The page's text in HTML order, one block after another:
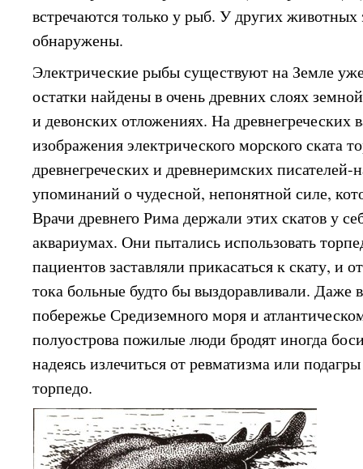
встречаются только у рыб. У других
обнаружены.
Электрические рыбы существуют на Земле
остатки найдены в очень древних слоях
и девонских отложениях. На древнегреческих
изображения электрического морского ската
древнегреческих и древнеримских писателей-
упоминаний о чудесной, непонятной силе,
Врачи древнего Рима держали этих скатов у
аквариумах. Они пытались использовать
пациентов заставляли прикасаться к скату, и
тока больные будто бы выздоравливали. Даже
побережье Средиземного моря и
полуострова пожилые люди бродят иногда
надеясь излечиться от ревматизма или
торпедо.